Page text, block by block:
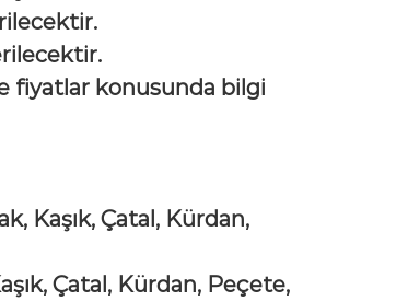
fiyatlar konusunda bilgi
Kaşık, Çatal, Kürdan,
Çatal, Kürdan, Peçete,